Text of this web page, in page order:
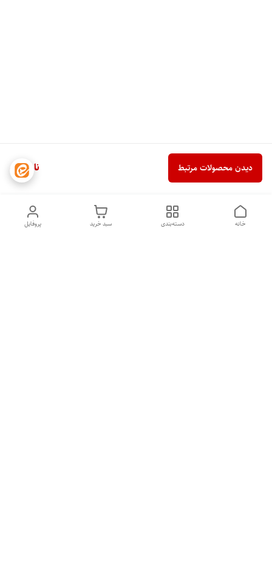
ناموجود دیدن محصولات مرتبط
پروفایل سبد خرید دسته‌بندی خانه